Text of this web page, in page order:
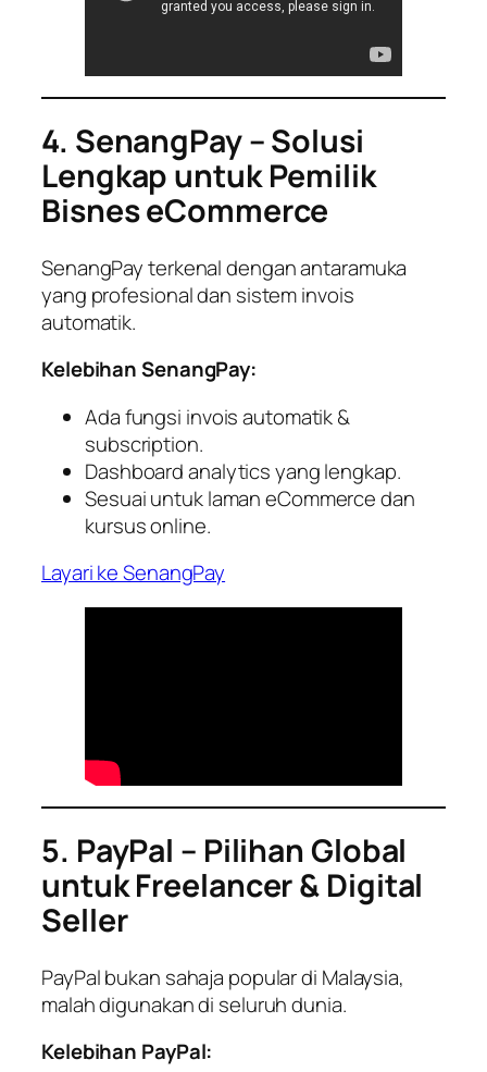
4. SenangPay – Solusi
Lengkap untuk Pemilik
Bisnes eCommerce
SenangPay terkenal dengan antaramuka
yang profesional dan sistem invois
automatik.
Kelebihan SenangPay:
Ada fungsi invois automatik &
subscription.
Dashboard analytics yang lengkap.
Sesuai untuk laman eCommerce dan
kursus online.
Layari ke SenangPay
5. PayPal – Pilihan Global
untuk Freelancer & Digital
Seller
PayPal bukan sahaja popular di Malaysia,
malah digunakan di seluruh dunia.
Kelebihan PayPal: